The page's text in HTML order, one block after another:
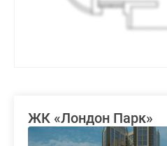
ЖК «Лондон Парк»